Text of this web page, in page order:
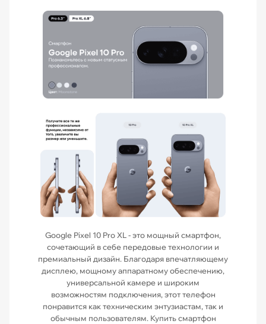
Google Pixel 10 Pro XL - это мощный смартфон,
сочетающий в себе передовые технологии и
премиальный дизайн. Благодаря впечатляющему
дисплею, мощному аппаратному обеспечению,
универсальной камере и широким
возможностям подключения, этот телефон
понравится как техническим энтузиастам, так и
обычным пользователям. Купить смартфон